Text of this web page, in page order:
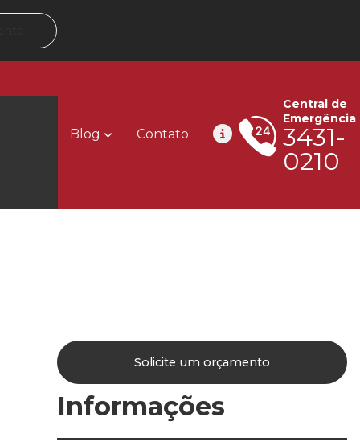
Blog Contato
Central de
Emergência
3431-
0210
Solicite um orçamento
Informações